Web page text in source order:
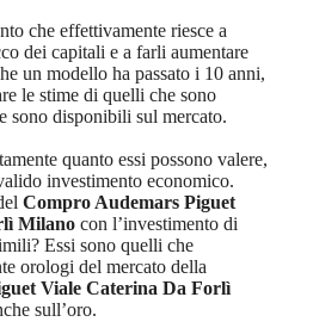
che effettivamente riesce a
dei capitali e a farli aumentare
un modello ha passato i 10 anni,
le stime di quelli che sono
sono disponibili sul mercato.
quanto essi possono valere,
investimento economico.
Compro Audemars Piguet
Milano con l’investimento di
Essi sono quelli che
orologi del mercato della
Viale Caterina Da Forlì
sull’oro.